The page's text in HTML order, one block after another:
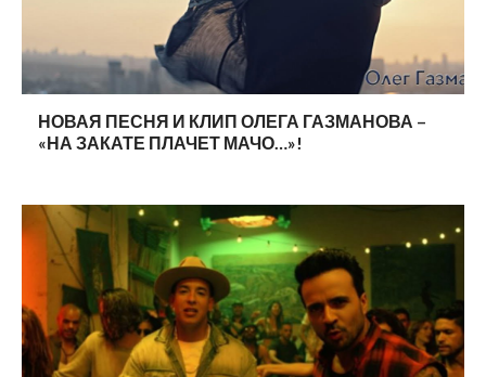
НОВАЯ ПЕСНЯ И КЛИП ОЛЕГА ГАЗМАНОВА –
«НА ЗАКАТЕ ПЛАЧЕТ МАЧО…»!